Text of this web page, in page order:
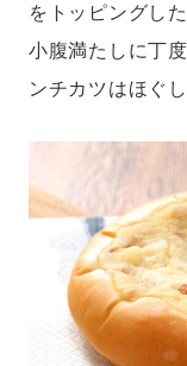
をトッピングした
小腹満たしに丁
ンチカツはほぐ